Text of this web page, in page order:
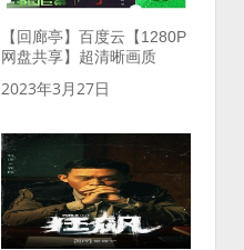
【回廊亭】百度云【1280P
网盘共享】超清晰画质
2023年3月27日